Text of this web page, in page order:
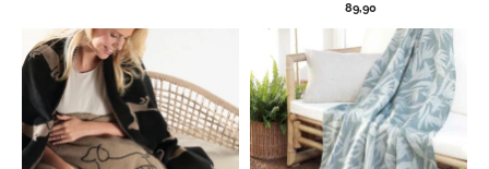
89,90